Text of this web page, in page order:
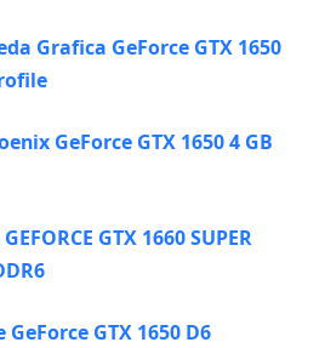
Grafica GeForce GTX 1650
GeForce GTX 1650 4 GB
GTX 1660 SUPER
GTX 1650 D6